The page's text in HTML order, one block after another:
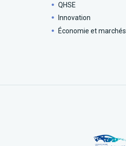
QHSE
Innovation
Économie et marchés